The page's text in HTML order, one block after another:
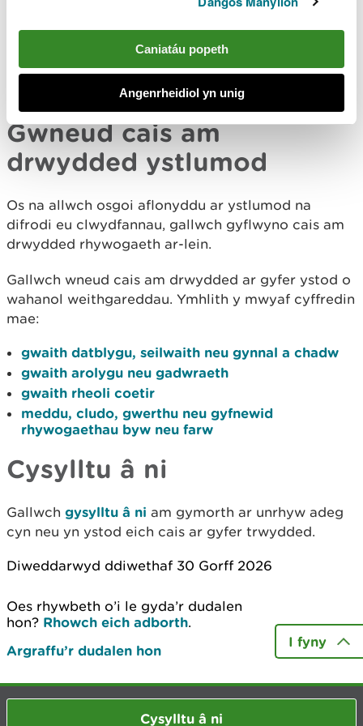
Caniatáu popeth
Angenrheidiol yn unig
Ystlumod yn fy nghartref
Pethau i'w gwneud os ydych yn bryderus am
ystlumod yn eich eiddo
Gwneud cais am
drwydded ystlumod
Os na allwch osgoi aflonyddu ar ystlumod na
difrodi eu clwydfannau, gallwch gyflwyno cais am
drwydded rhywogaeth ar-lein.
Gallwch wneud cais am drwydded ar gyfer ystod o
wahanol weithgareddau. Ymhlith y mwyaf cyffredin
mae:
gwaith datblygu, seilwaith neu gynnal a chadw
gwaith arolygu neu gadwraeth
gwaith rheoli coetir
meddu, cludo, gwerthu neu gyfnewid
rhywogaethau byw neu farw
Cysylltu â ni
Gallwch gysylltu â ni am gymorth ar unrhyw adeg
cyn neu yn ystod eich cais ar gyfer trwydded.
Diweddarwyd ddiwethaf 30 Gorff 2026
Oes rhywbeth o’i le gyda’r dudalen
hon? Rhowch eich adborth.
Argraffu’r dudalen hon
I fyny
Cysylltu â ni